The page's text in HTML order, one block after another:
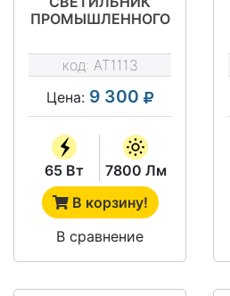
ПРОМЫШЛЕННОГО
ДО-065/К45 ТИП
STAR
код: AT1113
Цена: 9 300
65 Вт
7800 Лм
В корзину!
В сравнение